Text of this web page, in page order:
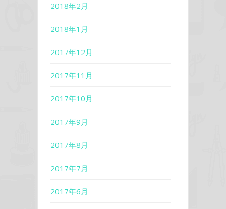
2018年2月
2018年1月
2017年12月
2017年11月
2017年10月
2017年9月
2017年8月
2017年7月
2017年6月